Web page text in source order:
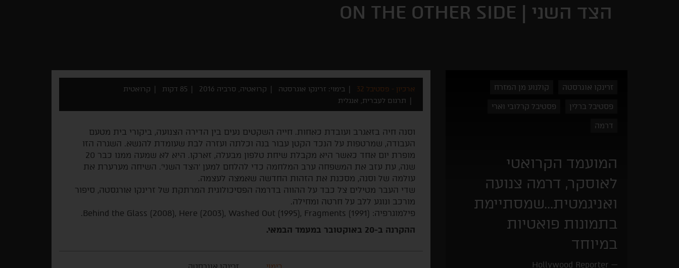
הצד השני | ON THE OTHER SIDE
זרינקו אוגרסטה קולנוע מן המזרח
פסטיבל ברלין פסטיבל קרלובי וארי
דרמה
המועמד הקרואטי
לאוסקר, דרמה צנועה
ואניגמטית...שמסתיימת
בתמונות פואטיות
במיוחד
Hollywood Reporter
ארכיון - פסטיבל 32 בימוי: זרינקו אוגרסטה קרואטיה, סרביה 2016 85 דקות
קרואטית
תרגום לעברית, אנגלית
וסנה חיה בזאגרב ועובדת כאחות. חייה השקטים נעים בין הדירה הצנועה, ביקורי בית מטעם
העבודה, שמרטפות על הנכד הקטן עבור בנה וכלתה ועזרה לבת שעומדת להנשא. השגרה הזו
מופרת יום אחד כאשר היא מקבלת שיחת טלפון מבעלה, זארקו. היא לא שמעה ממנו כבר 20
שנה, עת עזב את המשפחה ערב המלחמה כדי להלחם למען 'הצד השני'. השיחה מערערת את
עולמה של וסנה, מסכנת את הזהות החדשה שאמצה לעצמה.
שדי העבר מטילים צל כבד על ההווה בדרמה הפסיכולוגית המרתקת של זרינקו אורגסטה, סיפור
מורכב ונוגע ללב על חרטה ומחילה.
פילמוגרפיה: Behind the Glass (2008), Here (2003), Washed Out (1995), Fragments (1991).
ההקרנה ב-20 באוקטובר במעמד הבמאי.